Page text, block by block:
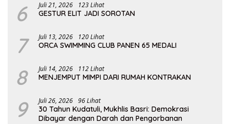
6 Juli 21, 2026 123 Lihat
GESTUR ELIT JADI SOROTAN
7 Juli 13, 2026 120 Lihat
ORCA SWIMMING CLUB PANEN 65 MEDALI
8 Juli 14, 2026 112 Lihat
MENJEMPUT MIMPI DARI RUMAH KONTRAKAN
9 Juli 26, 2026 96 Lihat
30 Tahun Kudatuli, Mukhlis Basri: Demokrasi
Dibayar dengan Darah dan Pengorbanan